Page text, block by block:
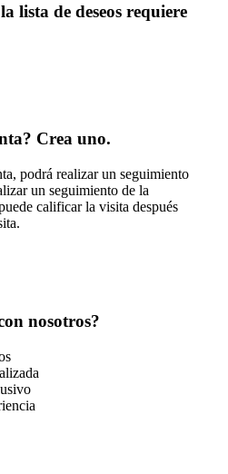
lista de deseos requiere
Crea uno.
podrá realizar un seguimiento
un seguimiento de la
calificar la visita después
nosotros?